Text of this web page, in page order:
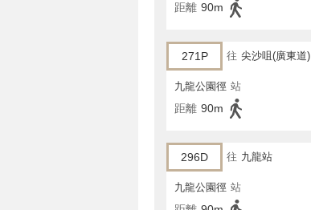
距離 90m
271P 往 尖沙咀(廣東道)
九龍公園徑 站
距離 90m
296D 往 九龍站
九龍公園徑 站